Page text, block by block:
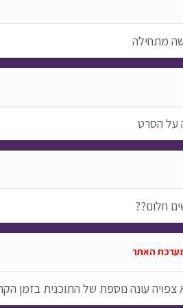
מתחילה
על הסרט
חלום??
האתר
צפויה עונה נוספת של התוכנית בזמן